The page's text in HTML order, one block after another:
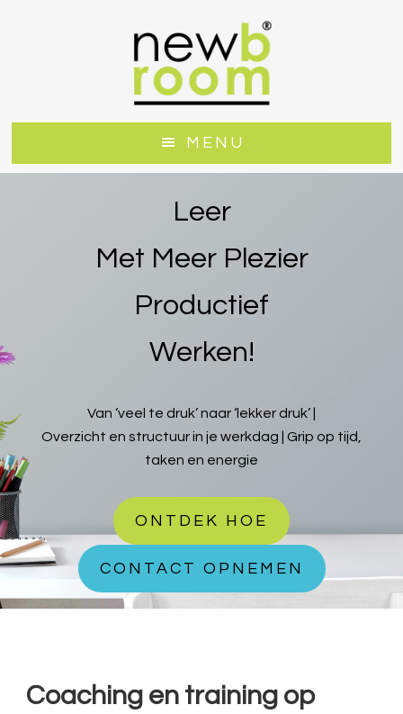
MENU
Leer
Met Meer Plezier
Productief
Werken!
Van ‘veel te druk’ naar ‘lekker druk’ |
Overzicht en structuur in je werkdag | Grip op tijd,
taken en energie
ONTDEK HOE
CONTACT OPNEMEN
Coaching en training op